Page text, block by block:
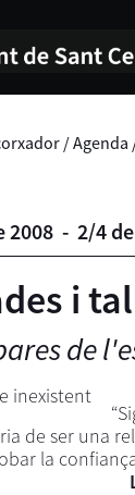
/Agenda
2008 - 2/4
i
de
de ser una
la